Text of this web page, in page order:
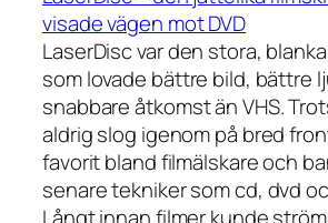
visade vägen mot DVD
LaserDisc var den stora,
som lovade bättre bild, bättre
snabbare åtkomst än VHS.
aldrig slog igenom på bred
favorit bland filmälskare och
senare tekniker som cd, dvd